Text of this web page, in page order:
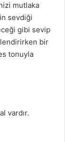
mutlaka
sevdiği
gibi sevip
bir
tonuyla
vardır.